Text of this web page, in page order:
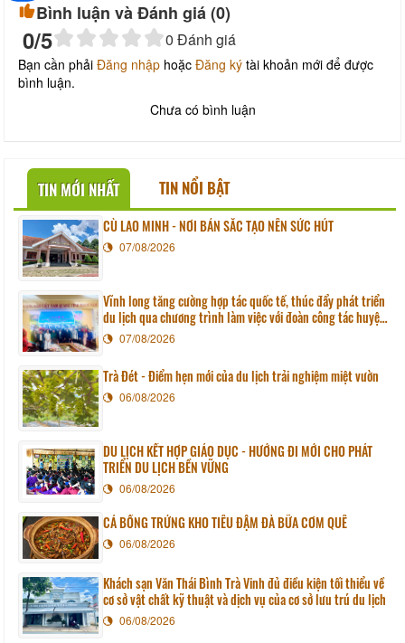
Bình luận và Đánh giá (0)
0/5 0 Đánh giá
Bạn cần phải Đăng nhập hoặc Đăng ký tài khoản mới để được
bình luận.
Chưa có bình luận
TIN MỚI NHẤT TIN NỔI BẬT
CÙ LAO MINH - NƠI BẢN SẮC TẠO NÊN SỨC HÚT
07/08/2026
Vĩnh long tăng cường hợp tác quốc tế, thúc đẩy phát triển
du lịch qua chương trình làm việc với đoàn công tác huyện
Sunchang (Hàn quốc)
07/08/2026
Trà Đét - Điểm hẹn mới của du lịch trải nghiệm miệt vườn
06/08/2026
DU LỊCH KẾT HỢP GIÁO DỤC - HƯỚNG ĐI MỚI CHO PHÁT
TRIỂN DU LỊCH BỀN VỮNG
06/08/2026
CÁ BỐNG TRỨNG KHO TIÊU ĐẬM ĐÀ BỮA CƠM QUÊ
06/08/2026
Khách sạn Văn Thái Bình Trà Vinh đủ điều kiện tối thiểu về
cơ sở vật chất kỹ thuật và dịch vụ của cơ sở lưu trú du lịch
06/08/2026